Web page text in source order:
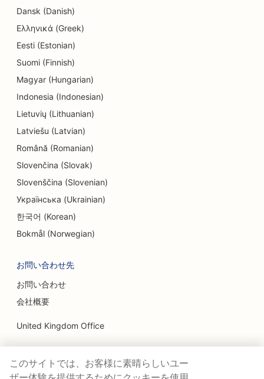
Dansk (Danish)
Ελληνικά (Greek)
Eesti (Estonian)
Suomi (Finnish)
Magyar (Hungarian)
Indonesia (Indonesian)
Lietuvių (Lithuanian)
Latviešu (Latvian)
Română (Romanian)
Slovenčina (Slovak)
Slovenščina (Slovenian)
Українська (Ukrainian)
한국어 (Korean)
Bokmål (Norwegian)
お問い合わせ先
お問い合わせ
会社概要
United Kingdom Office
Ranktracker Ltd
144A Clerkenwell Rd
London, EC1R 5DF
このサイトでは、お客様に素晴らしいユー